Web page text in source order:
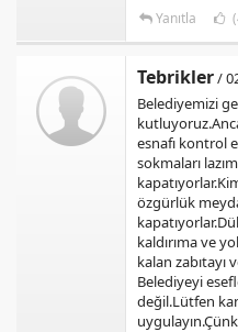
Yanıtla
Tebrikler/
Belediyemizi
esnafı kontrol
sokmaları
özgürlük
kaldırıma ve
kalan zabıtayı
Belediyeyi
değil.Lütfen